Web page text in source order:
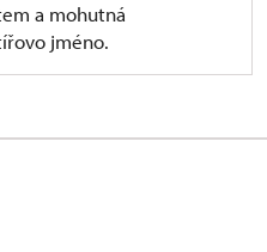
a mohutná
jméno.